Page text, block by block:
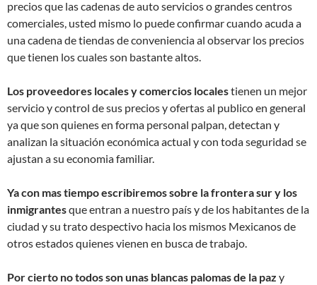
precios que las cadenas de auto servicios o grandes centros
comerciales, usted mismo lo puede confirmar cuando acuda a
una cadena de tiendas de conveniencia al observar los precios
que tienen los cuales son bastante altos.
Los proveedores locales y comercios localestienen un mejor
servicio y control de sus precios y ofertas al publico en general
ya que son quienes en forma personal palpan, detectan y
analizan la situación económica actual y con toda seguridad se
ajustan a su economia familiar.
Ya con mas tiempo escribiremos sobre la frontera sur y los
inmigrantesque entran a nuestro país y de los habitantes de la
ciudad y su trato despectivo hacia los mismos Mexicanos de
otros estados quienes vienen en busca de trabajo.
Por cierto no todos son unas blancas palomas de la paz y